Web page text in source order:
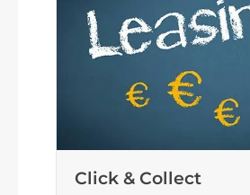
Click & Collect